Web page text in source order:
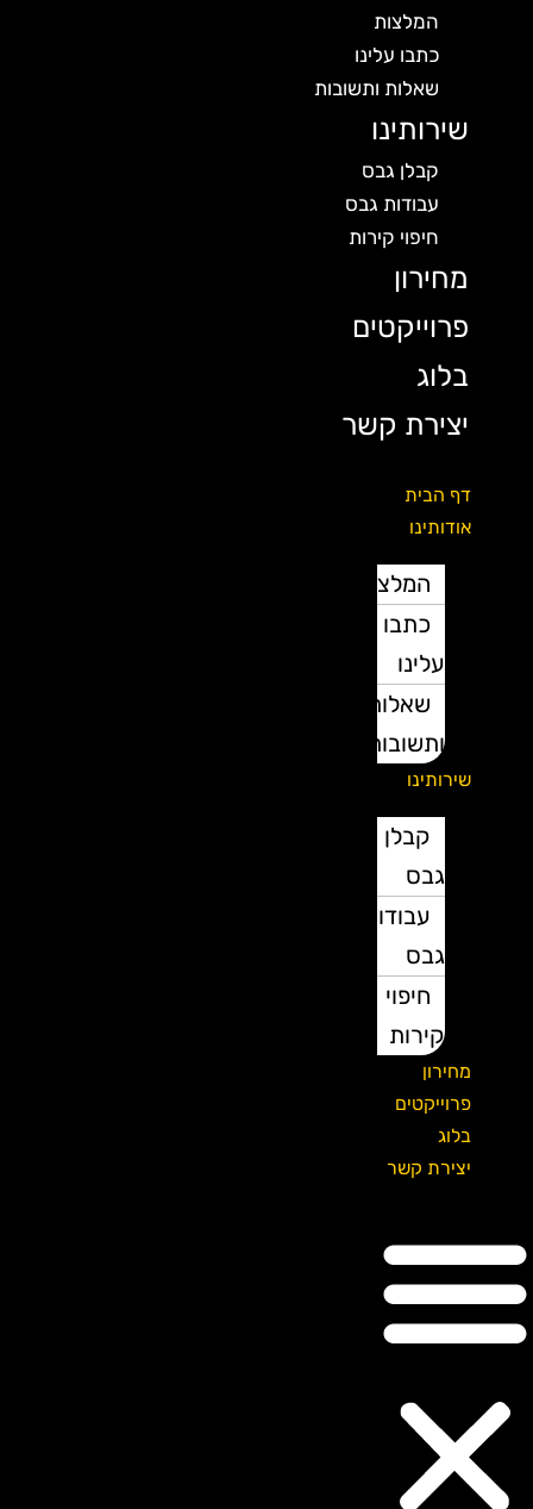
המלצות
כתבו עלינו
שאלות ותשובות
שירותינו
קבלן גבס
עבודות גבס
חיפוי קירות
מחירון
פרוייקטים
בלוג
יצירת קשר
דף הבית
אודותינו
המלצות
כתבו
עלינו
שאלות
ותשובות
שירותינו
קבלן
גבס
עבודות
גבס
חיפוי
קירות
מחירון
פרוייקטים
בלוג
יצירת קשר